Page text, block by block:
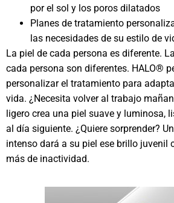
por el sol y los poros dilatados
Planes de tratamiento
las necesidades de su estilo de
La piel de cada persona es diferente.
cada persona son diferentes. HALO®
personalizar el tratamiento para
vida. ¿Necesita volver al trabajo
ligero crea una piel suave y luminosa,
al día siguiente. ¿Quiere sorprender?
intenso dará a su piel ese brillo juvenil
más de inactividad.